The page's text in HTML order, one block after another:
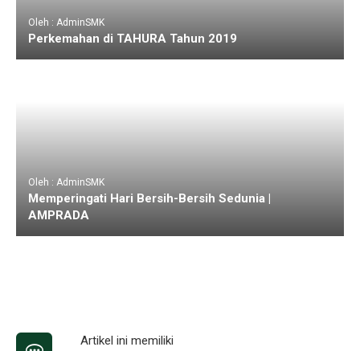
Oleh : AdminSMK
Perkemahan di TAHURA Tahun 2019
Oleh : AdminSMK
Memperingati Hari Bersih-Bersih Sedunia |
AMPRADA
Artikel ini memiliki